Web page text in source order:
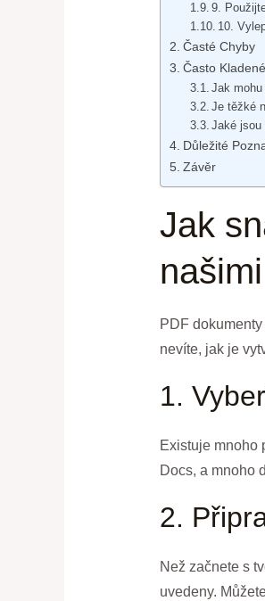
9.
10.
Časté Chyby
Často
Jak
Je těžké
Jaké jsou
Důležité
Závěr
Jak
PDF
nevíte, jak je
1.
Existuje mnoho
Docs, a mnoho
2.
Než začnete s
uvedeny.